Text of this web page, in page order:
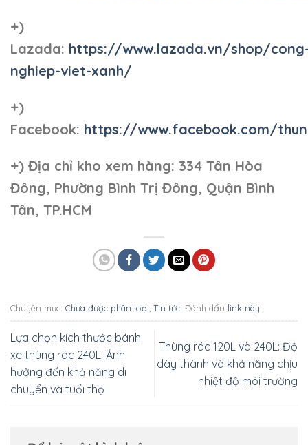
+)
Lazada: https://www.lazada.vn/shop/
nghiep-viet-xanh/
+)
Facebook: https://www.facebook.com/
+) Địa chỉ kho xem hàng: 334 Tân Hòa
Đông, Phường Bình Trị Đông, Quận Bình
Tân, TP.HCM
Chuyên mục: Chưa được phân loại Tin tức . Đánh dấu link này
Lựa chọn kích thước bánh
xe thùng rác 240L: Ảnh
hưởng đến khả năng di
chuyển và tuổi thọ
Thùng rác 120L và 240L: Độ
dày thành và khả năng chịu
nhiệt độ môi trường